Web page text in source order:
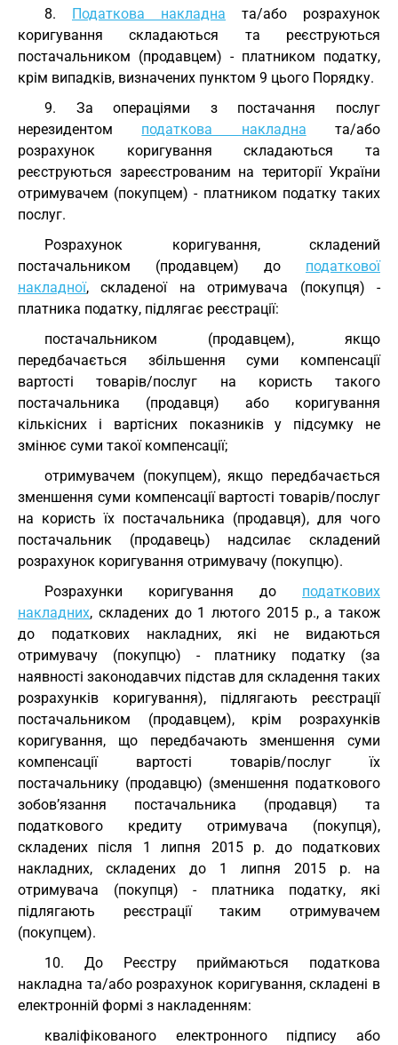
8. Податкова накладна та/або розрахунок
коригування складаються та реєструються
постачальником (продавцем) - платником податку,
крім випадків, визначених пунктом 9 цього Порядку.
9. За операціями з постачання послуг
нерезидентом податкова накладна та/або
розрахунок коригування складаються та
реєструються зареєстрованим на території України
отримувачем (покупцем) - платником податку таких
послуг.
Розрахунок коригування, складений
постачальником (продавцем) до податкової
накладної, складеної на отримувача (покупця) -
платника податку, підлягає реєстрації:
постачальником (продавцем), якщо
передбачається збільшення суми компенсації
вартості товарів/послуг на користь такого
постачальника (продавця) або коригування
кількісних і вартісних показників у підсумку не
змінює суми такої компенсації;
отримувачем (покупцем), якщо передбачається
зменшення суми компенсації вартості товарів/послуг
на користь їх постачальника (продавця), для чого
постачальник (продавець) надсилає складений
розрахунок коригування отримувачу (покупцю).
Розрахунки коригування до податкових
накладних, складених до 1 лютого 2015 р., а також
до податкових накладних, які не видаються
отримувачу (покупцю) - платнику податку (за
наявності законодавчих підстав для складення таких
розрахунків коригування), підлягають реєстрації
постачальником (продавцем), крім розрахунків
коригування, що передбачають зменшення суми
компенсації вартості товарів/послуг їх
постачальнику (продавцю) (зменшення податкового
зобов’язання постачальника (продавця) та
податкового кредиту отримувача (покупця),
складених після 1 липня 2015 р. до податкових
накладних, складених до 1 липня 2015 р. на
отримувача (покупця) - платника податку, які
підлягають реєстрації таким отримувачем
(покупцем).
10. До Реєстру приймаються податкова
накладна та/або розрахунок коригування, складені в
електронній формі з накладенням:
кваліфікованого електронного підпису або